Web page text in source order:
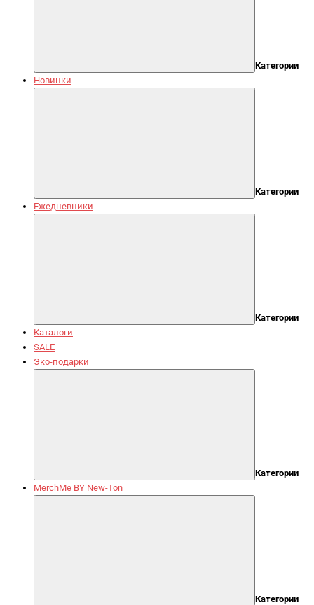
Категории
Новинки
Категории
Ежедневники
Категории
Каталоги
SALE
Эко-подарки
Категории
MerchMe BY New-Ton
Категории